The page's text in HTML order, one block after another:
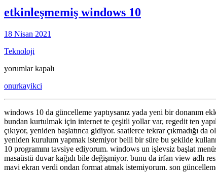
etkinleşmemiş windows 10
18 Nisan 2021
Teknoloji
etkinleşmemiş
10
yorumlar kapalı
onurkayikci
windows 10 da güncelleme yaptıysanız yada yeni bir donanım
bundan kurtulmak için internet te çeşitli yollar var, regedit ten
çıkıyor, yeniden başlatınca gidiyor. saatlerce tekrar çıkmadığı
yeniden kurulum yapmak istemiyor belli bir süre bu şekilde
10 programını tavsiye ediyorum. windows un işlevsiz başlat
masaüstü duvar kağıdı bile değişmiyor. bunu da irfan view adlı
mavi ekran verdi ondan format atmak istemiyorum. son